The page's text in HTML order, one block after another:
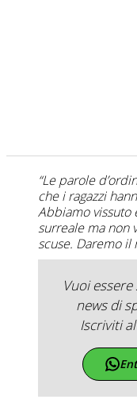
“Le parole
che i ragazzi
Abbiamo vissuto
surreale ma non
scuse. Daremo il
Vuoi
news di
Iscriviti